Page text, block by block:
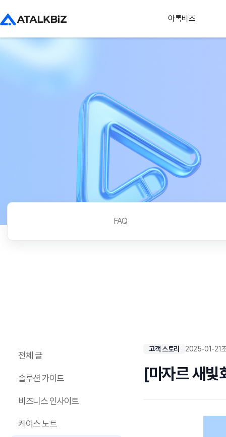
아톡비즈
FAQ
전체 글
솔루션 가이드
비즈니스 인사이트
케이스 노트
고객 스토리 2025-01-21
[마자르 새